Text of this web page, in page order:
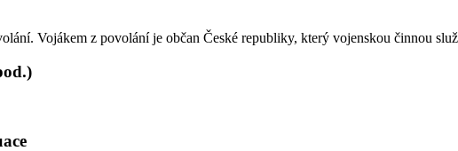
Vojákem z povolání je občan České republiky, který vojenskou činnou